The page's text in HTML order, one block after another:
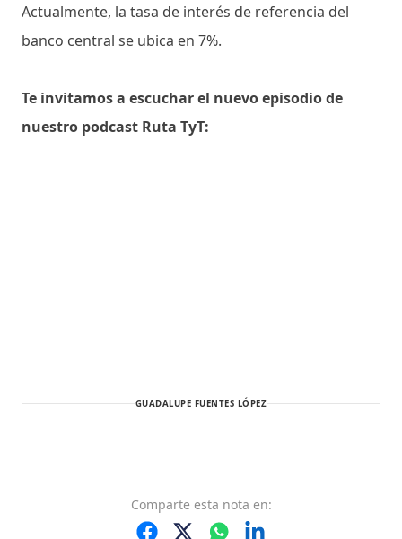
Actualmente, la tasa de interés de referencia del
banco central se ubica en 7%.
Te invitamos a escuchar el nuevo episodio de
nuestro podcast Ruta TyT:
GUADALUPE FUENTES LÓPEZ
Comparte esta nota en: